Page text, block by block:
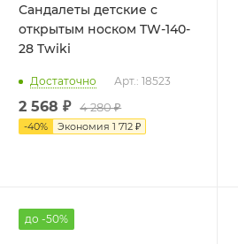
Сандалеты детские с
открытым носком TW-140-
28 Twiki
Достаточно Арт.: 18523
2 568 ₽ 4 280 ₽
-40% Экономия1 712 ₽
до -50%